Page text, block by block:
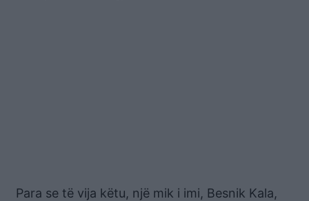
Para se të vija këtu, një mik i imi, Besnik Kala,